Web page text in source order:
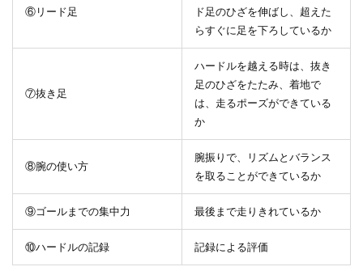
⑥リード足
ド足のひざを伸ばし、超えた
らすぐに足を下ろしているか
⑦抜き足
ハードルを越える時は、抜き
足のひざをたたみ、着地で
は、走るポーズができている
か
⑧腕の使い方
腕振りで、リズムとバランス
を取ることができているか
⑨ゴールまでの集中力 最後まで走りきれているか
⑩ハードルの記録 記録による評価